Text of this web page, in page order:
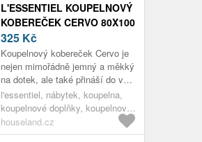
L'ESSENTIEL KOUPELNOVÝ
KOBEREČEK CERVO 80X100
CM VÍCEBAREVNÝ
325 Kč
Koupelnový kobereček Cervo je
nejen mimořádně jemný a měkký
na dotek, ale také přináší do vaší
koupelny zajímavý prvek v
podobě indiánského motivu ...
l'essentiel, nábytek, koupelna,
koupelnové doplňky, koupelnové
předložky
houseland.cz